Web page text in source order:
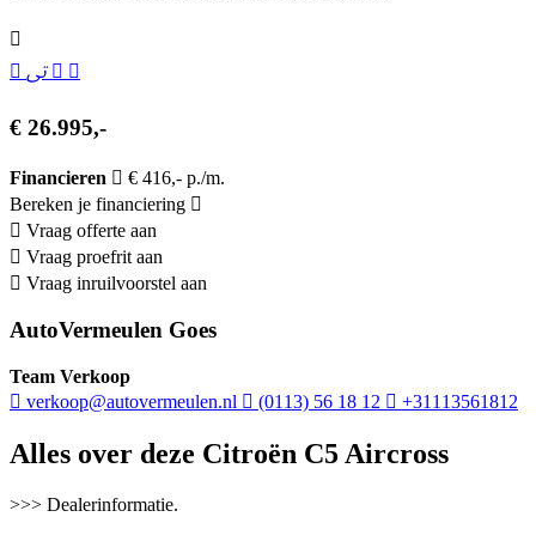
€ 26.995,-
Financieren
€ 416,- p./m.
Bereken je financiering
Vraag offerte aan
Vraag proefrit aan
Vraag inruilvoorstel aan
AutoVermeulen Goes
Team Verkoop
verkoop@autovermeulen.nl
(0113) 56 18 12 +31113561812
Alles over deze Citroën C5 Aircross
>>> Dealerinformatie.